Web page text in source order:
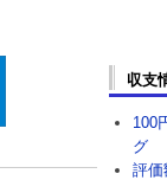
収支
100
グ
評価